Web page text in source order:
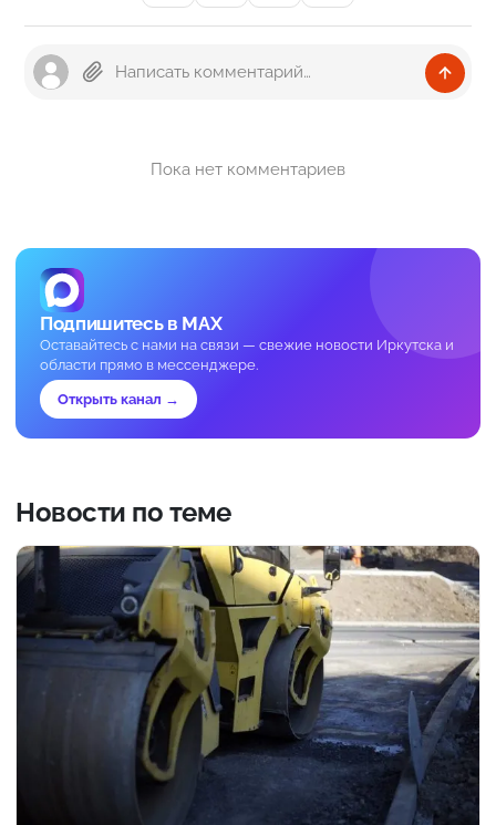
Пока нет комментариев
Подпишитесь в MAX
Оставайтесь с нами на связи — свежие новости Иркутска и
области прямо в мессенджере.
Открыть канал →
Новости по теме